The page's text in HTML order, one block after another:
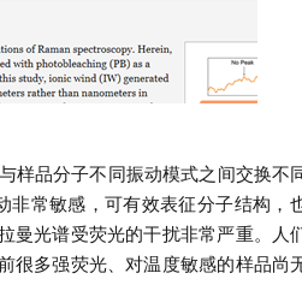
品分子不同振动模式之间交换不
非常敏感，可有效表征分子结构，
曼光谱受荧光的干扰非常严重。人
很多强荧光、对温度敏感的样品尚